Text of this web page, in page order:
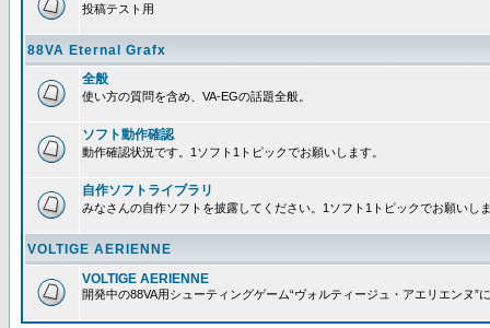
投稿テスト用
88VA Eternal Grafx
全般
使い方の質問を含め、VA-EGの話題全般。
ソフト動作確認
動作確認状況です。1ソフト1トピックでお願いします。
自作ソフトライブラリ
みなさんの自作ソフトを披露してください。1ソフト1トピックでお願いし
VOLTIGE AERIENNE
VOLTIGE AERIENNE
開発中の88VA用シューティングゲーム“ヴォルティージュ・アエリエンヌ”